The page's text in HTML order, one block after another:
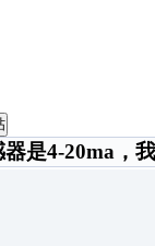
是4-20ma，